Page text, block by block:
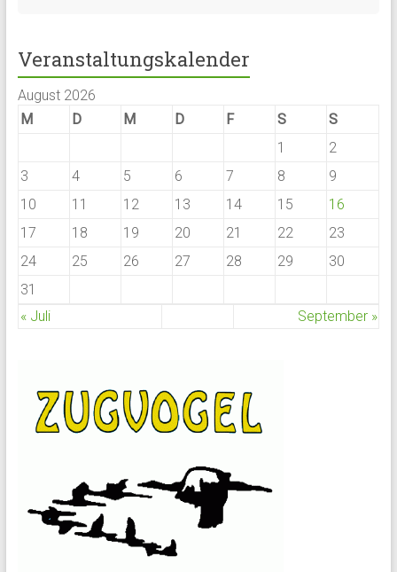
Veranstaltungskalender
August 2026
M
D M D F S
S
1
2
3
4 5 6 7 8
9
10
11 12 13 14 15
16
17
18 19 20 21 22
23
24
25 26 27 28 29
30
31
« Juli
September »